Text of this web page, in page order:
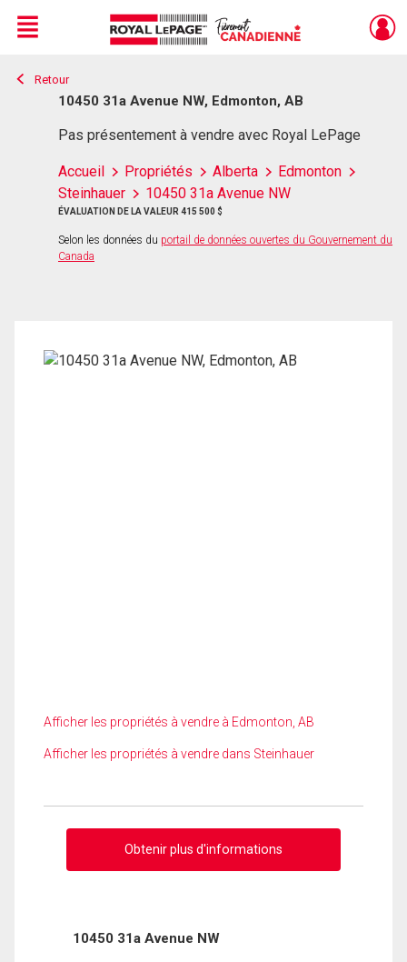
Live
En Direct
Menu
Retour
10450 31a Avenue NW, Edmonton, AB
Pas présentement à vendre avec Royal LePage
Accueil Propriétés Alberta
Edmonton
Steinhauer
10450 31a Avenue NW
ÉVALUATION DE LA VALEUR 415 500 $
Selon les données du portail de données ouvertes du Gouvernement du
Canada
Afficher les propriétés à vendre à Edmonton, AB
Afficher les propriétés à vendre dans Steinhauer
Obtenir plus d'informations
10450 31a Avenue NW